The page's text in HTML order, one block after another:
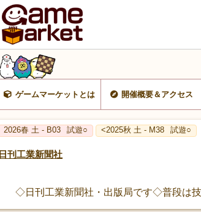
ゲームマーケットとは 開催概要＆アクセス
2026春 土 - B03 試遊○ <2025秋 土 - M38 試遊○
日刊工業新聞社
◇日刊工業新聞社・出版局です◇普段は